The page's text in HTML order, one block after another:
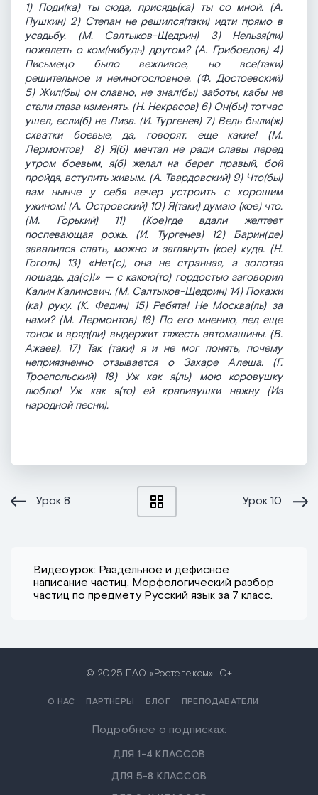
1) Поди(ка) ты сюда, присядь(ка) ты со мной. (А.
Пушкин) 2) Степан не решился(таки) идти прямо в
усадьбу. (М. Салтыков-Щедрин) 3) Нельзя(ли)
пожалеть о ком(нибудь) другом? (А. Грибоедов) 4)
Письмецо было вежливое, но все(таки)
решительное и немногословное. (Ф. Достоевский)
5) Жил(бы) он славно, не знал(бы) заботы, кабы не
стали глаза изменять. (Н. Некрасов) 6) Он(бы) тотчас
ушел, если(б) не Лиза. (И. Тургенев) 7) Ведь были(ж)
схватки боевые, да, говорят, еще какие! (М.
Лермонтов) 8) Я(б) мечтал не ради славы перед
утром боевым, я(б) желал на берег правый, бой
пройдя, вступить живым. (А. Твардовский) 9) Что(бы)
вам нынче у себя вечер устроить с хорошим
ужином! (А. Островский) 10) Я(таки) думаю (кое) что.
(М. Горький) 11) (Кое)где вдали желтеет
поспевающая рожь. (И. Тургенев) 12) Барин(де)
завалился спать, можно и заглянуть (кое) куда. (Н.
Гоголь) 13) «Нет(с), она не странная, а золотая
лошадь, да(с)!» — с какою(то) гордостью заговорил
Калин Калинович. (М. Салтыков-Щедрин) 14) Покажи
(ка) руку. (К. Федин) 15) Ребята! Не Москва(ль) за
нами? (М. Лермонтов) 16) По его мнению, лед еще
тонок и вряд(ли) выдержит тяжесть автомашины. (В.
Ажаев). 17) Так (таки) я и не мог понять, почему
неприязненно отзывается о Захаре Алеша. (Г.
Троепольский) 18) Уж как я(ль) мою коровушку
люблю! Уж как я(то) ей крапивушки нажну (Из
народной песни).
Урок8 Урок10
Видеоурок: Раздельное и дефисное
написание частиц. Морфологический разбор
частиц по предмету Русский язык за 7 класс.
© 2025 ПАО «Ростелеком». 0+
О НАС ПАРТНЕРЫ БЛОГ ПРЕПОДАВАТЕЛИ
Подробнее о подписках:
ДЛЯ 1-4 КЛАССОВ
ДЛЯ 5-8 КЛАССОВ